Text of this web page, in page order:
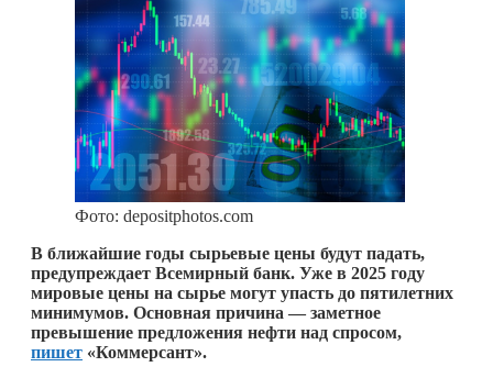
Фото: depositphotos.com
В ближайшие годы сырьевые цены будут падать,
предупреждает Всемирный банк. Уже в 2025 году
мировые цены на сырье могут упасть до пятилетних
минимумов. Основная причина — заметное
превышение предложения нефти над спросом,
пишет «Коммерсант».